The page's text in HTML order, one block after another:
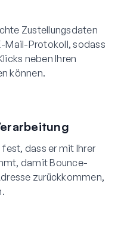
Zustellungsdaten
Mail-Protokoll, sodass
neben Ihren
können.
dass er mit Ihrer
damit Bounce-
zurückkommen,